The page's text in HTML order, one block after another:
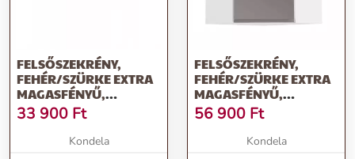
FELSŐSZEKRÉNY,
FEHÉR/SZÜRKE EXTRA
MAGASFÉNYŰ,
AURORA G60KN
33 900 Ft
Kondela
FELSŐSZEKRÉNY,
FEHÉR/SZÜRKE EXTRA
MAGASFÉNYŰ,
AURORA G60N
56 900 Ft
Kondela